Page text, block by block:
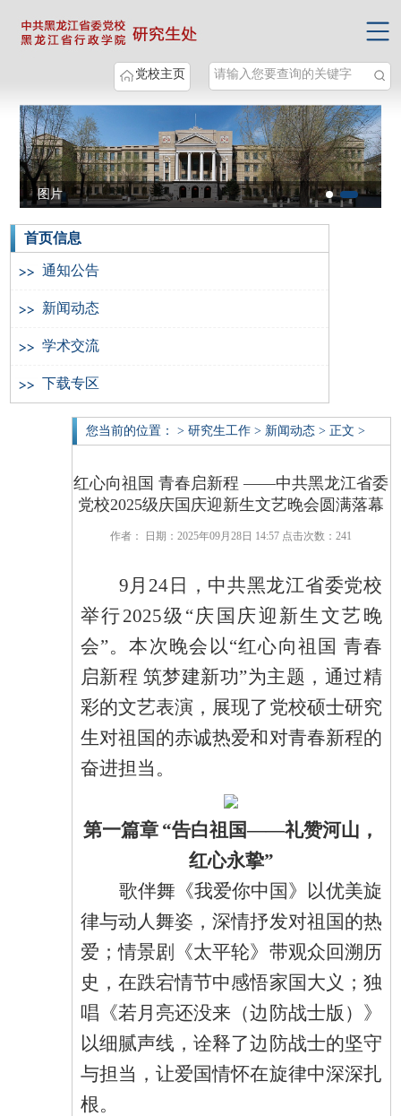
党校主页
图片
图片
图片
首页信息
通知公告
新闻动态
学术交流
下载专区
您当前的位置： > 研究生工作 > 新闻动态 > 正文 >
红心向祖国 青春启新程 ——中共黑龙江省委
党校2025级庆国庆迎新生文艺晚会圆满落幕
作者： 日期：2025年09月28日 14:57 点击次数：241
9月24日 ，中共黑龙江省委党校
举行2025级“庆国庆迎新生文艺晚
会”。本次晚会以“红心向祖国 青春
启新程 筑梦建新功”为主题，通过精
彩的文艺表演，展现了党校硕士研究
生对祖国的赤诚热爱和对青春新程的
奋进担当。
第一篇章 “告白祖国——礼赞河山，
红心永挚”
歌伴舞《我爱你中国》以优美旋
律与动人舞姿，深情抒发对祖国的热
爱；情景剧《太平轮》带观众回溯历
史，在跌宕情节中感悟家国大义；独
唱《若月亮还没来（边防战士版）》
以细腻声线，诠释了边防战士的坚守
与担当，让爱国情怀在旋律中深深扎
根。